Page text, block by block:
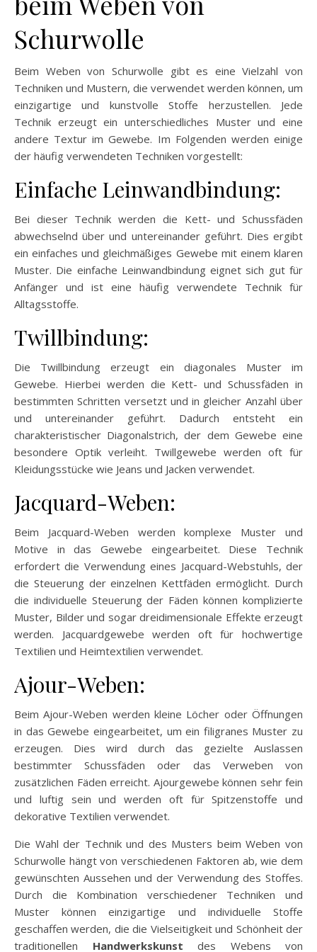
Schurwolle
Beim Weben von Schurwolle gibt es eine Vielzahl von
Techniken und Mustern, die verwendet werden können, um
einzigartige und kunstvolle Stoffe herzustellen. Jede
Technik erzeugt ein unterschiedliches Muster und eine
andere Textur im Gewebe. Im Folgenden werden einige
der häufig verwendeten Techniken vorgestellt:
Einfache Leinwandbindung:
Bei dieser Technik werden die Kett- und Schussfäden
abwechselnd über und untereinander geführt. Dies ergibt
ein einfaches und gleichmäßiges Gewebe mit einem klaren
Muster. Die einfache Leinwandbindung eignet sich gut für
Anfänger und ist eine häufig verwendete Technik für
Alltagsstoffe.
Twillbindung:
Die Twillbindung erzeugt ein diagonales Muster im
Gewebe. Hierbei werden die Kett- und Schussfäden in
bestimmten Schritten versetzt und in gleicher Anzahl über
und untereinander geführt. Dadurch entsteht ein
charakteristischer Diagonalstrich, der dem Gewebe eine
besondere Optik verleiht. Twillgewebe werden oft für
Kleidungsstücke wie Jeans und Jacken verwendet.
Jacquard-Weben:
Beim Jacquard-Weben werden komplexe Muster und
Motive in das Gewebe eingearbeitet. Diese Technik
erfordert die Verwendung eines Jacquard-Webstuhls, der
die Steuerung der einzelnen Kettfäden ermöglicht. Durch
die individuelle Steuerung der Fäden können komplizierte
Muster, Bilder und sogar dreidimensionale Effekte erzeugt
werden. Jacquardgewebe werden oft für hochwertige
Textilien und Heimtextilien verwendet.
Ajour-Weben:
Beim Ajour-Weben werden kleine Löcher oder Öffnungen
in das Gewebe eingearbeitet, um ein filigranes Muster zu
erzeugen. Dies wird durch das gezielte Auslassen
bestimmter Schussfäden oder das Verweben von
zusätzlichen Fäden erreicht. Ajourgewebe können sehr fein
und luftig sein und werden oft für Spitzenstoffe und
dekorative Textilien verwendet.
Die Wahl der Technik und des Musters beim Weben von
Schurwolle hängt von verschiedenen Faktoren ab, wie dem
gewünschten Aussehen und der Verwendung des Stoffes.
Durch die Kombination verschiedener Techniken und
Muster können einzigartige und individuelle Stoffe
geschaffen werden, die die Vielseitigkeit und Schönheit der
traditionellen Handwerkskunst des Webens von